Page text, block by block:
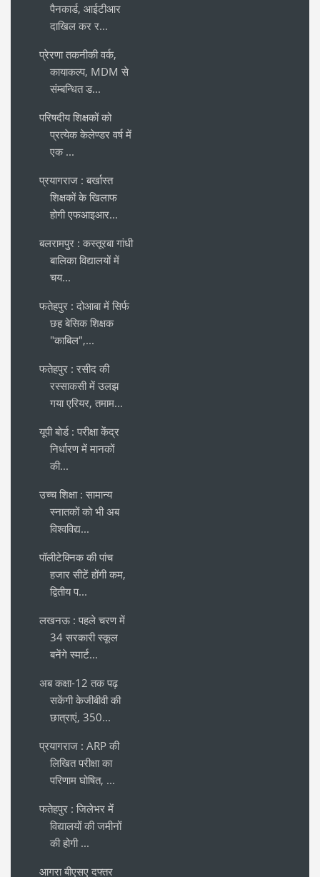
पैनकार्ड, आईटीआर
दाखिल कर र...
प्रेरणा तकनीकी वर्क,
कायाकल्प, MDM से
संम्बन्धित ड...
परिषदीय शिक्षकों को
प्रत्येक केलेण्डर वर्ष में
एक ...
प्रयागराज : बर्खास्त
शिक्षकों के खिलाफ
होगी एफआइआर...
बलरामपुर : कस्तूरबा गांधी
बालिका विद्यालयों में
चय...
फतेहपुर : दोआबा में सिर्फ
छह बेसिक शिक्षक
"काबिल",...
फतेहपुर : रसीद की
रस्साकसी में उलझ
गया एरियर, तमाम...
यूपी बोर्ड : परीक्षा केंद्र
निर्धारण में मानकों
की...
उच्च शिक्षा : सामान्य
स्नातकों को भी अब
विश्वविद्य...
पॉलीटेक्निक की पांच
हजार सीटें होंगी कम,
द्वितीय प...
लखनऊ : पहले चरण में
34 सरकारी स्कूल
बनेंगे स्मार्ट...
अब कक्षा-12 तक पढ़
सकेंगी केजीबीवी की
छात्राएं, 350...
प्रयागराज : ARP की
लिखित परीक्षा का
परिणाम घोषित, ...
फतेहपुर : जिलेभर में
विद्यालयों की जमीनों
की होगी ...
आगरा बीएसए दफ्तर